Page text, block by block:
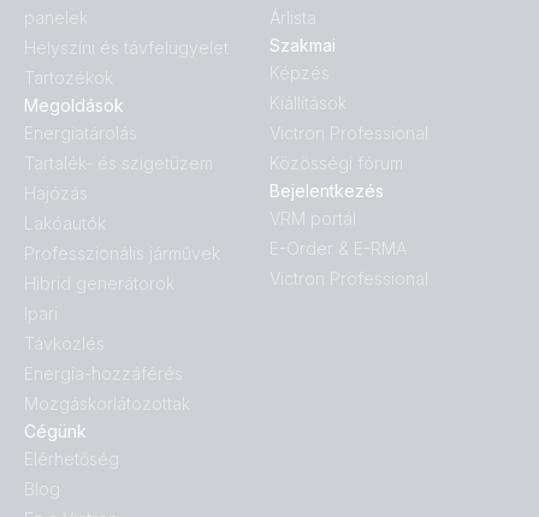
panelek
Helyszíni és távfelügyelet
Tartozékok
Megoldások
Energiatárolás
Tartalék- és szigetüzem
Hajózás
Lakóautók
Professzionális járművek
Hibrid generátorok
Ipari
Távközlés
Energia-hozzáférés
Mozgáskorlátozottak
Cégünk
Elérhetőség
Blog
Árlista
Szakmai
Képzés
Kiállítások
Victron Professional
Közösségi fórum
Bejelentkezés
VRM portál
E-Order & E-RMA
Victron Professional